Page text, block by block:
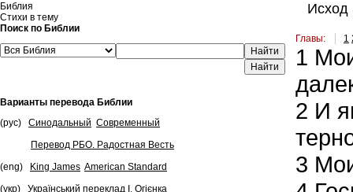
Библия
Стихи в тему
Поиск по Библии
Найти
Варианты перевода Библии
(рус)
Синодальный Современный
Перевод РБО. Радостная Весть
(eng)
King James American Standard
(укр)
Український переклад І. Огієнка
Исход
Главы: 1
1
2 И
3